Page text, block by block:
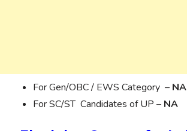
For Gen/OBC / EWS Category – NA
For SC/ST Candidates of UP – NA